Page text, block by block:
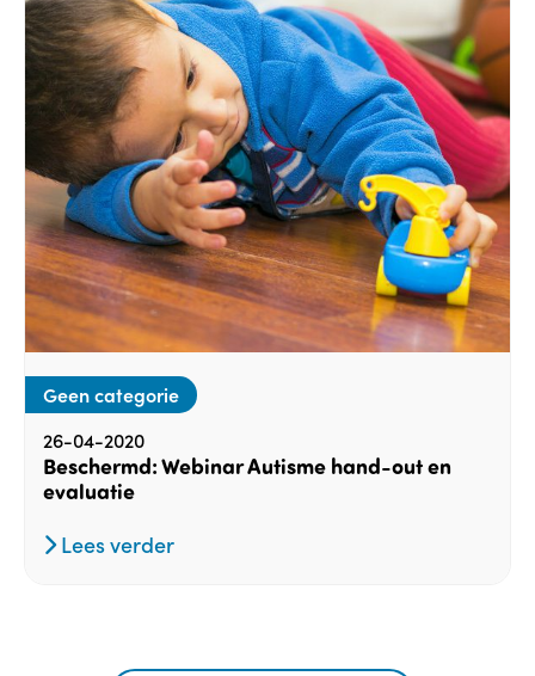
Geen categorie
26-04-2020
Beschermd: Webinar Autisme hand-out en
evaluatie
Lees verder